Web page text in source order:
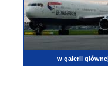
w galerii